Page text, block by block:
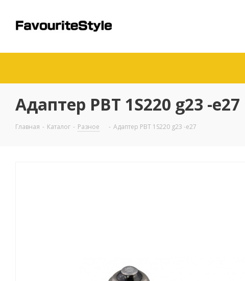
Адаптер PBT 1S220 g23 -e27
Главная - Каталог - Разное - Адаптер PBT 1S220 g23 -e27